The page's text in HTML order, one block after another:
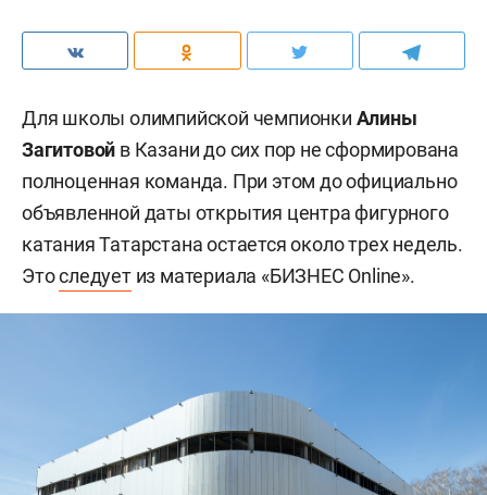
Для школы олимпийской чемпионки Алины
Загитовой в Казани до сих пор не сформирована
полноценная команда. При этом до официально
объявленной даты открытия центра фигурного
катания Татарстана остается около трех недель.
Этоследуетиз материала «БИЗНЕС Online».